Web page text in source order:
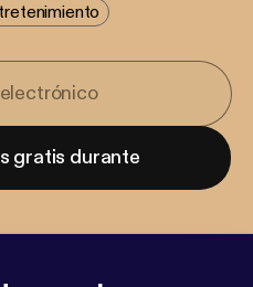
gratis durante